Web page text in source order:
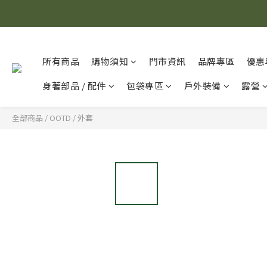
所有商品 購物須知 門市資訊 品牌專區
優
身著部品 / 配件
包袋專區 戶外裝備 露營
全部商品 / OOTD /外套